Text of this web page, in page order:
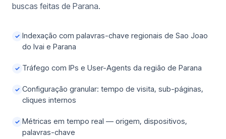
buscas feitas de Parana.
✓ Indexação com palavras-chave regionais de Sao Joao
do Ivai e Parana
✓ Tráfego com IPs e User-Agents da região de Parana
✓ Configuração granular: tempo de visita, sub-páginas,
cliques internos
✓ Métricas em tempo real — origem, dispositivos,
palavras-chave